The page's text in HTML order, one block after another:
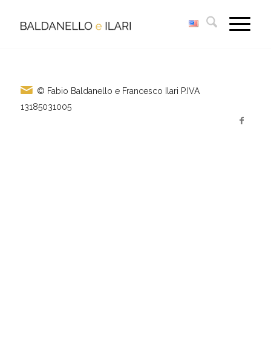
© Fabio Baldanello e Francesco Ilari P.IVA
13185031005